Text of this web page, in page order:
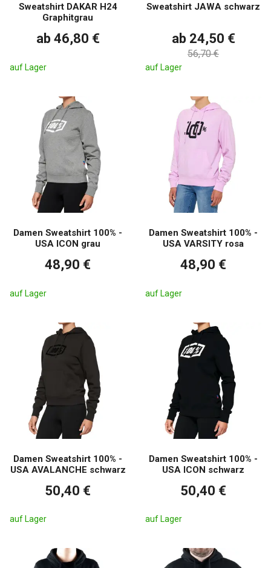
Sweatshirt DAKAR H24
Graphitgrau
ab 46,80 €
auf Lager
Sweatshirt JAWA schwarz
ab 24,50 €
56,70 €
auf Lager
Damen Sweatshirt 100% -
USA ICON grau
48,90 €
auf Lager
Damen Sweatshirt 100% -
USA VARSITY rosa
48,90 €
auf Lager
Damen Sweatshirt 100% -
USA AVALANCHE schwarz
50,40 €
auf Lager
Damen Sweatshirt 100% -
USA ICON schwarz
50,40 €
auf Lager